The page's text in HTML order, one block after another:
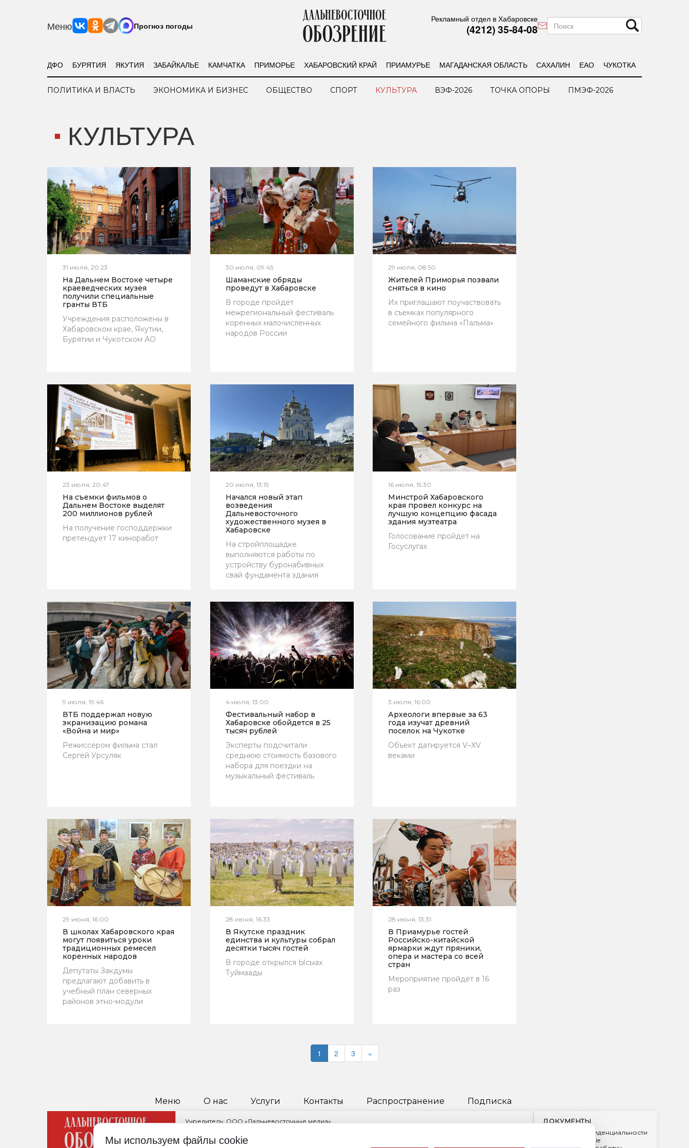
Меню Прогноз погоды
Рекламный отдел в Хабаровске
(4212) 35-84-08
ДФО БУРЯТИЯ ЯКУТИЯ ЗАБАЙКАЛЬЕ КАМЧАТКА ПРИМОРЬЕ ХАБАРОВСКИЙ КРАЙ ПРИАМУРЬЕ МАГАДАНСКАЯ ОБЛАСТЬ САХАЛИН ЕАО ЧУКОТКА
ПОЛИТИКА И ВЛАСТЬ ЭКОНОМИКА И БИЗНЕС ОБЩЕСТВО СПОРТ КУЛЬТУРА ВЭФ-2026 ТОЧКА ОПОРЫ ПМЭФ-2026
КУЛЬТУРА
31 июля, 20:23
На Дальнем Востоке четыре
краеведческих музея
получили специальные
гранты ВТБ
Учреждения расположены в
Хабаровском крае, Якутии,
Бурятии и Чукотском АО
30 июля, 09:45
Шаманские обряды
проведут в Хабаровске
В городе пройдет
межрегиональный фестиваль
коренных малочисленных
народов России
29 июля, 08:50
Жителей Приморья позвали
сняться в кино
Их приглашают поучаствовать
в съемках популярного
семейного фильма «Пальма»
23 июля, 20:47
На съемки фильмов о
Дальнем Востоке выделят
200 миллионов рублей
На получение господдержки
претендует 17 киноработ
20 июля, 13:15
Начался новый этап
возведения
Дальневосточного
художественного музея в
Хабаровске
На стройплощадке
выполняются работы по
устройству буронабивных
свай фундамента здания
16 июля, 15:30
Минстрой Хабаровского
края провел конкурс на
лучшую концепцию фасада
здания музтеатра
Голосование пройдет на
Госуслугах
9 июля, 19:46
ВТБ поддержал новую
экранизацию романа
«Война и мир»
Режиссером фильма стал
Сергей Урсуляк
4 июля, 13:00
Фестивальный набор в
Хабаровске обойдется в 25
тысяч рублей
Эксперты подсчитали
среднюю стоимость базового
набора для поездки на
музыкальный фестиваль
3 июля, 16:00
Археологи впервые за 63
года изучат древний
поселок на Чукотке
Объект датируется V–XV
веками
29 июня, 16:00
В школах Хабаровского края
могут появиться уроки
традиционных ремесел
коренных народов
Депутаты Закдумы
предлагают добавить в
учебный план северных
районов этно-модули
28 июня, 16:33
В Якутске праздник
единства и культуры собрал
десятки тысяч гостей
В городе открылся Ысыах
Туймаады
28 июня, 13:31
В Приамурье гостей
Российско-китайской
ярмарки ждут пряники,
опера и мастера со всей
стран
Мероприятие пройдет в 16
раз
1 2 3 »
Меню О нас Услуги Контакты Распространение Подписка
Учредитель: ООО «Дальневосточные медиа»
680021, Хабаровский край, г. Хабаровск, ул. Ленинградская, д. 53, корп. 2, помещ. 1/2
ДОКУМЕНТЫ
Политика конфиденциальности
Обработка cookie
Мы используем файлы cookie